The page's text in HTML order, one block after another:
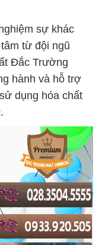
sự khác
từ đội ngũ
Đắc Trường
hành và hỗ trợ
dụng hóa chất